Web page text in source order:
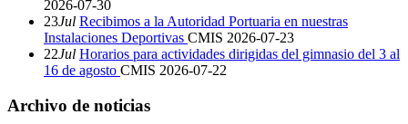
2026-07-30
23Jul Recibimos a la Autoridad Portuaria en nuestras
Instalaciones Deportivas CMIS 2026-07-23
22Jul Horarios para actividades dirigidas del gimnasio del 3 al
16 de agosto CMIS 2026-07-22
Archivo de noticias